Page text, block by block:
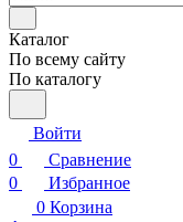
Каталог
По всему сайту
По каталогу
Войти
0
Сравнение
0
Избранное
0 Корзина